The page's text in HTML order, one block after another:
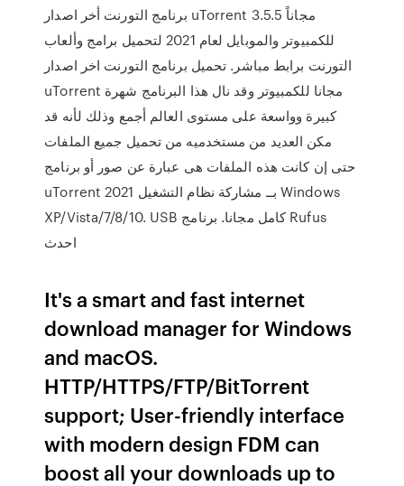
برنامج التورنت أخر اصدار uTorrent 3.5.5 مجاناً
للكمبيوتر والموبايل لعام 2021 لتحميل برامج وألعاب
التورنت برابط مباشر. تحميل برنامج التورنت اخر اصدار
uTorrent مجانا للكمبيوتر وقد نال هذا البرنامج شهرة
كبيرة وواسعة على مستوى العالم أجمع وذلك لأنه قد
مكن العديد من مستخدميه من تحميل جميع الملفات
حتى إن كانت هذه الملفات هى عبارة عن صور أو برنامج
uTorrent 2021 بــ مشاركة نظام التشغيل Windows
XP/Vista/7/8/10. USB كامل مجانا. برنامج Rufus
احدث
It's a smart and fast internet
download manager for Windows
and macOS.
HTTP/HTTPS/FTP/BitTorrent
support; User-friendly interface
with modern design FDM can
boost all your downloads up to